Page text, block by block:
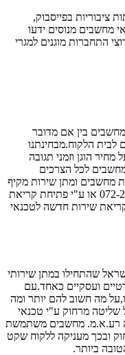
ציבוריות בפייסבוק,
מחשבים מנוסים ידעו
התחברות מוגנים למגרי
בין אם מדובר
הלקוח.מבחינתנו
הוגן וזמני תגובה
לכל הצרכים
מחשבים ומתן שירות מקיף
וכולל.נשמח לעמוד לרשותך בטלפון 072-2119600 או ע"י פתיחת קריאת
שירות חדשה לטכנאי
שהתחילו במתן שירותי
ועסקיים כאחד.עם
מה חשוב להם יותר ומה
שליטה מרחוק ע"י טכנאי
רע.א.מ. מחשבים משתמשת
ובכך מעניקה ללקוח שקט
ביותר.